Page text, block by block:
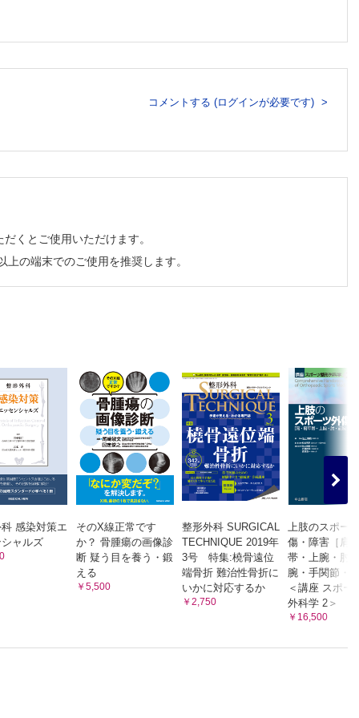
コメントする (ログインが必要です)
くとご使用いただけます。
の端末でのご使用を推奨します。
感染対策エ
シャルズ
そのX線正常です
か？ 骨腫瘍の画像診
断 疑う目を養う・鍛
える
￥5,500
整形外科 SURGICAL
TECHNIQUE 2019年
3号 特集:橈骨遠位
端骨折 難治性骨折に
いかに対応するか
￥2,750
上肢のスポー
傷・障害［肩
帯・上腕・肘
腕・手関節・
＜講座 スポー
外科学 2＞
￥16,500